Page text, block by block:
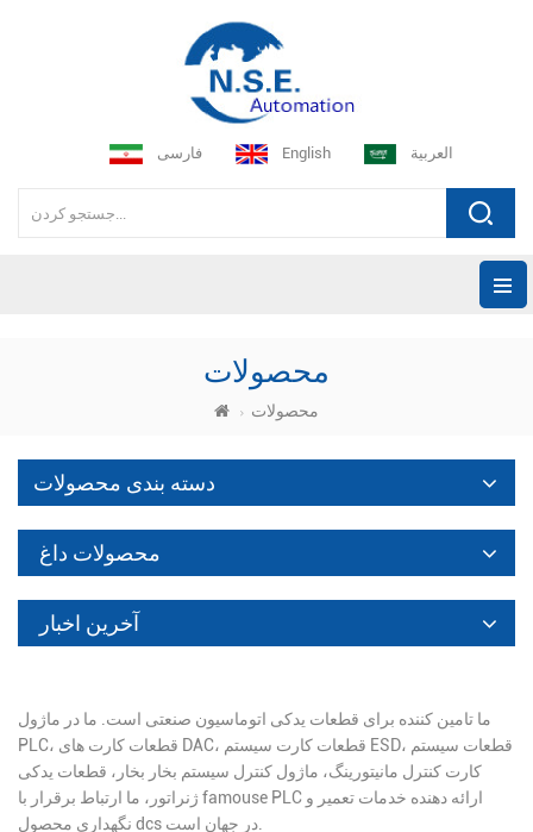
فارسی English العربية
محصولات
محصولات
دسته بندی محصولات
محصولات داغ
آخرین اخبار
ما تامین کننده برای قطعات یدکی اتوماسیون صنعتی است. ما در ماژول
PLC، قطعات کارت های DAC، قطعات کارت سیستم ESD، قطعات سیستم
کارت کنترل مانیتورینگ، ماژول کنترل سیستم بخار بخار، قطعات یدکی
ژنراتور، ما ارتباط برقرار با famouse PLC ارائه دهنده خدمات تعمیر و